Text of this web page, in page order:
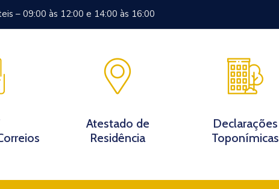
– 09:00 às 12:00 e 14:00 às 16:00
Documentos Notícias Turismo
Atestado de
Residência
Declarações
Toponímicas